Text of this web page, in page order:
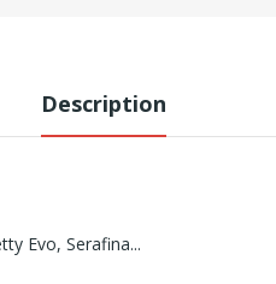
Description
Evo, Serafina...